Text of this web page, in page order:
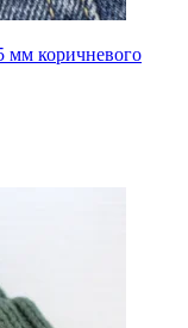
мм коричневого